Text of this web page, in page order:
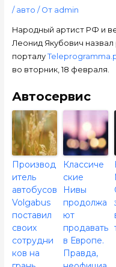
/ авто / От admin
Народный артист РФ и
Леонид Якубович
порталу
во вторник, 18 февраля.
Автосервис
Производ
итель
автобусов
Volgabus
поставил
своих
сотрудни
ков на
Классиче
ские
Нивы
продолжа
ют
продавать
в Европе.
Правда,